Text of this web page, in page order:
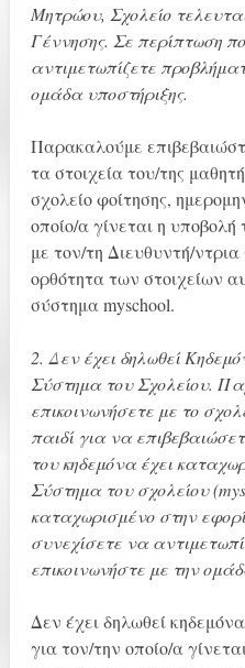
Μητρώου, Σχολείο
Γέννησης. Σε περίπτωση
αντιμετωπίζετε
ομάδα υποστήριξης.
Παρακαλούμε
τα στοιχεία του/της
σχολείο φοίτησης,
οποίο/α γίνεται η υποβολή
με τον/τη Διευθυντή/
ορθότητα των στοιχείων
σύστημα myschool.
2. Δεν έχει δηλωθεί
Σύστημα του Σχολείου.
επικοινωνήσετε με το
παιδί για να
του κηδεμόνα έχει
Σύστημα του σχολείου
καταχωρισμένο στην
συνεχίσετε να
επικοινωνήστε με την
Δεν έχει δηλωθεί
για τον/την οποίο/α